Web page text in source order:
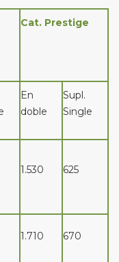
Cat. Prestige
En
doble
Supl.
Single
1.530 625
1.710 670